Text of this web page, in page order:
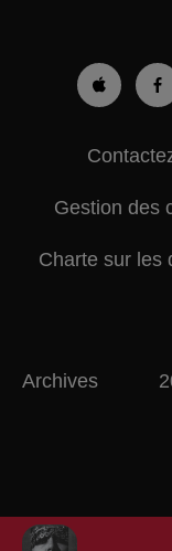
Gestion des
Charte sur les
Archives